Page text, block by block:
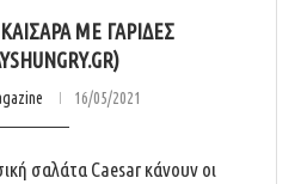
ΜΕ ΓΑΡΊΔΕΣ
16/05/2021
σαλάτα Caesar κάνουν οι